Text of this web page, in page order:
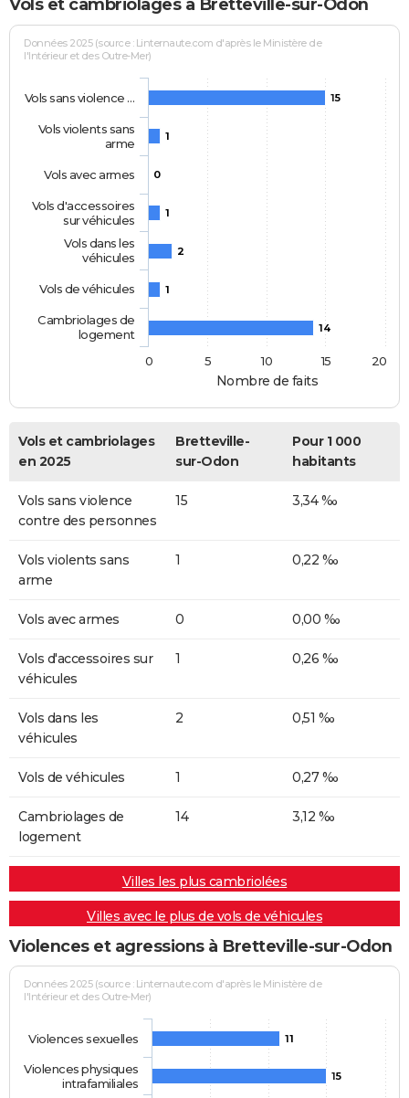
Vols et cambriolages à Bretteville-sur-Odon
Nombre de faits
Données 2025 (source : Linternaute.com d'après le Ministère de
l'Intérieur et des Outre-Mer)
15
1
0
1
2
1
14
Vols sans violence …
Vols violents sans
arme
Vols avec armes
Vols d'accessoires
sur véhicules
Vols dans les
véhicules
Vols de véhicules
Cambriolages de
logement
0
5 10 15 20
Vols et cambriolages
en 2025
Bretteville-
sur-Odon
Pour 1 000
habitants
Vols sans violence
contre des personnes
15 3,34 ‰
Vols violents sans
arme
1 0,22 ‰
Vols avec armes 0 0,00 ‰
Vols d'accessoires sur
véhicules
1 0,26 ‰
Vols dans les
véhicules
2 0,51 ‰
Vols de véhicules 1 0,27 ‰
Cambriolages de
logement
14 3,12 ‰
Villes les plus cambriolées
Villes avec le plus de vols de véhicules
Violences et agressions à Bretteville-sur-Odon
Données 2025 (source : Linternaute.com d'après le Ministère de
l'Intérieur et des Outre-Mer)
11
15
Violences sexuelles
Violences physiques
intrafamiliales